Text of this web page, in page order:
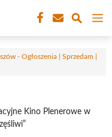
- Ogłoszenia | Sprzedam |
Kino Plenerowe w